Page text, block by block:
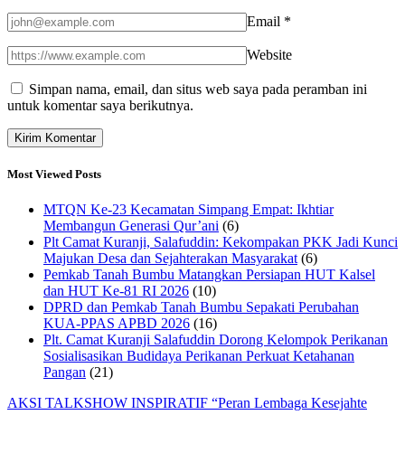
Email *
Website
Simpan nama, email, dan situs web saya pada peramban ini
untuk komentar saya berikutnya.
Most Viewed Posts
MTQN Ke-23 Kecamatan Simpang Empat: Ikhtiar
Membangun Generasi Qur’ani (6)
Plt Camat Kuranji, Salafuddin: Kekompakan PKK Jadi Kunci
Majukan Desa dan Sejahterakan Masyarakat (6)
Pemkab Tanah Bumbu Matangkan Persiapan HUT Kalsel
dan HUT Ke-81 RI 2026 (10)
DPRD dan Pemkab Tanah Bumbu Sepakati Perubahan
KUA-PPAS APBD 2026 (16)
Plt. Camat Kuranji Salafuddin Dorong Kelompok Perikanan
Sosialisasikan Budidaya Perikanan Perkuat Ketahanan
Pangan (21)
AKSI TALKSHOW INSPIRATIF “Peran Lembaga Kesejahte